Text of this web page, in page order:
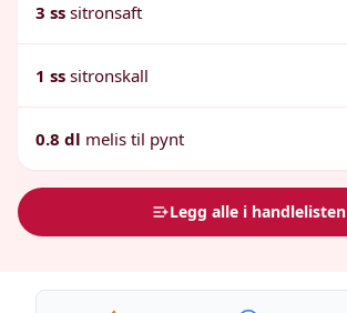
3 ss sitronsaft
1 ss sitronskall
0.8 dl melis til pynt
Legg alle i handlelisten